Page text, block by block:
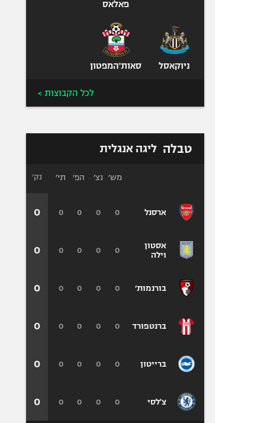
פאלאס
ניוקאסל סאות'המפטון
לכל הקבוצות >
טבלה ליגה אנגלית
ארסנל
אסטון
וילה
בורנמות׳
ברנטפורד
ברייטון
צ'לסי
מש׳ נצ׳ הפ׳ תי׳
0
0
0
0
0
0
0
0
0
0
0
0
0
0
0
0
0
0
0
0
0
0
0
0
נק׳
0
0
0
0
0
0